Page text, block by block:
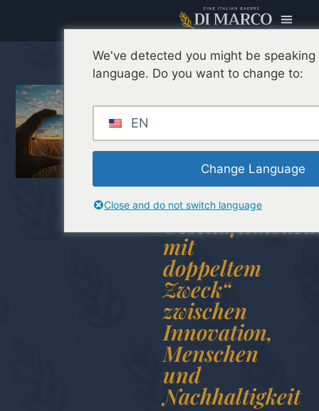
Di Marco
Company: ein
neuer Schritt
in Richtung
eines
mit
doppeltem
Zweck“
zwischen
Innovation,
Menschen
und
Nachhaltigkeit
We've detected you might be
language. Do you want to change to:
EN
Change Language
Close and do not switch language